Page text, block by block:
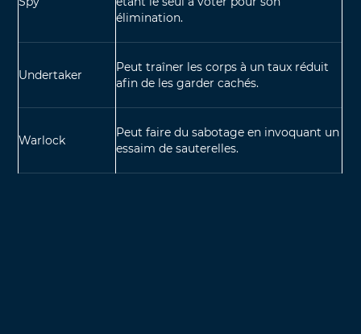
élimination.
Undertaker
Peut traîner les corps à un taux réduit
afin de les garder cachés.
Warlock
Peut faire du sabotage en invoquant un
essaim de sauterelles.